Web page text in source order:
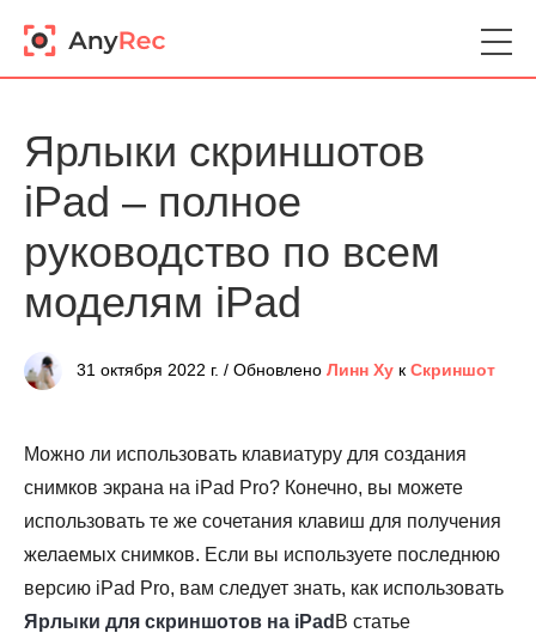
Ярлыки скриншотов
iPad – полное
руководство по всем
моделям iPad
31 октября 2022 г. / Обновлено Линн Ху к Скриншот
Можно ли использовать клавиатуру для создания
снимков экрана на iPad Pro? Конечно, вы можете
использовать те же сочетания клавиш для получения
желаемых снимков. Если вы используете последнюю
версию iPad Pro, вам следует знать, как использовать
Ярлыки для скриншотов на iPad В статье